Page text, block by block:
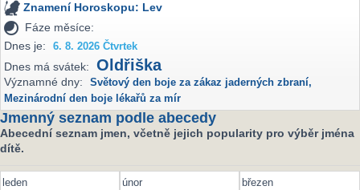
Znamení Horoskopu: Lev
Fáze měsíce:
Dnes je:
6. 8. 2026 Čtvrtek
Dnes má svátek: Oldřiška
Významné dny: Světový den boje za zákaz jaderných zbraní,
Mezinárodní den boje lékařů za mír
Jmenný seznam podle abecedy
Abecední seznam jmen, včetně jejich popularity pro výběr jména
dítě.
leden únor
březen